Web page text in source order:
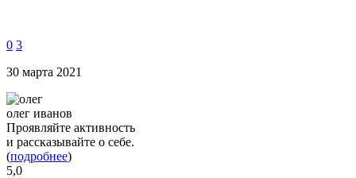
0 3
30 марта 2021
олег иванов
Проявляйте активность
и рассказывайте о себе.
(подробнее)
5,0